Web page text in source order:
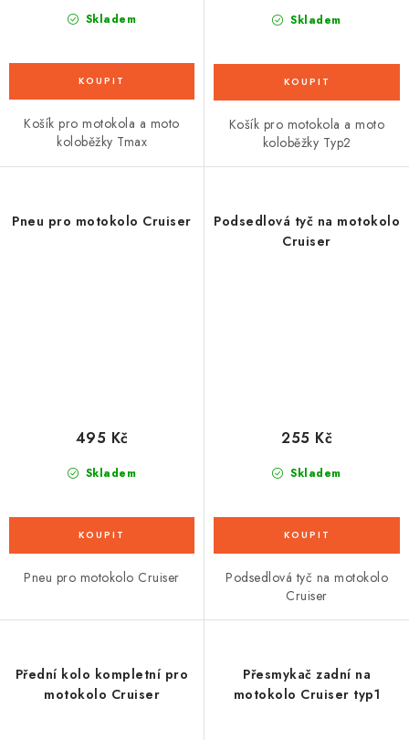
Skladem
Košík pro motokola a moto
koloběžky Tmax
Skladem
Košík pro motokola a moto
koloběžky Typ2
Pneu pro motokolo Cruiser
Skladem
495 Kč
Pneu pro motokolo Cruiser
Podsedlová tyč na motokolo
Cruiser
Skladem
255 Kč
Podsedlová tyč na motokolo
Cruiser
Přední kolo kompletní pro
motokolo Cruiser
Přesmykač zadní na
motokolo Cruiser typ1